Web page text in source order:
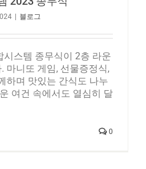
| 블로그
시스템 종무식이 2층 라운
마니또 게임, 선물증정식,
하며 맛있는 간식도 나누
여건 속에서도 열심히 달
0